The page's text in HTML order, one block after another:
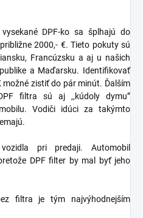
DPF-ko sa šplhajú do
2000,- €. Tieto pokuty sú
Francúzsku a aj u našich
a Maďarsku. Identifikovať
možné zistiť do pár minút. Ďalším
filtra sú aj ,,kúdoly dymu”
Vodiči idúci za takýmto
pri predaji. Automobil
DPF filter by mal byť jeho
filtra je tým najvýhodnejším